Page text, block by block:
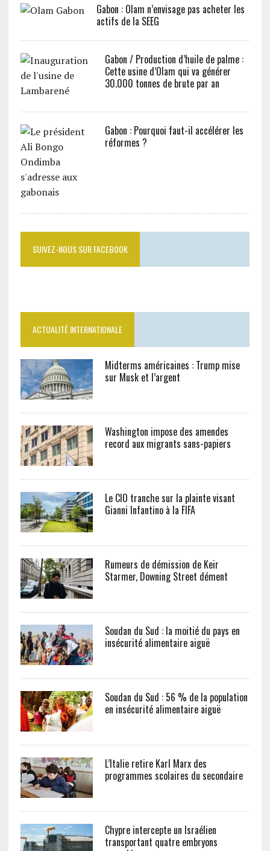
Gabon : Olam n’envisage pas acheter les
actifs de la SEEG
Gabon / Production d’huile de palme :
Cette usine d’Olam qui va générer
30.000 tonnes de brute par an
Gabon : Pourquoi faut-il accélérer les
réformes ?
SUIVEZ-NOUS SUR FACEBOOK
ACTUALITÉ INTERNATIONALE
Midterms américaines : Trump mise
sur Musk et l’argent
Washington impose des amendes
record aux migrants sans-papiers
Le CIO tranche sur la plainte visant
Gianni Infantino à la FIFA
Rumeurs de démission de Keir
Starmer, Downing Street dément
Soudan du Sud : la moitié du pays en
insécurité alimentaire aiguë
Soudan du Sud : 56 % de la population
en insécurité alimentaire aiguë
L’Italie retire Karl Marx des
programmes scolaires du secondaire
Chypre intercepte un Israélien
transportant quatre embryons